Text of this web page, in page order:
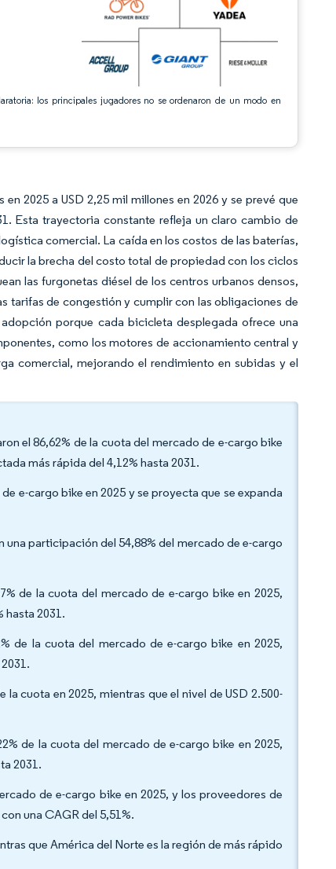
los principales jugadores no se ordenaron de un modo en
2025 a USD 2,25 mil millones en 2026 y se prevé que
Esta trayectoria constante refleja un claro cambio de
comercial. La caída en los costos de las baterías,
la brecha del costo total de propiedad con los ciclos
las furgonetas diésel de los centros urbanos densos,
tarifas de congestión y cumplir con las obligaciones de
porque cada bicicleta desplegada ofrece una
como los motores de accionamiento central y
comercial, mejorando el rendimiento en subidas y el
el 86,62% de la cuota del mercado de e-cargo bike
más rápida del 4,12% hasta 2031.
e-cargo bike en 2025 y se proyecta que se expanda
participación del 54,88% del mercado de e-cargo
de la cuota del mercado de e-cargo bike en 2025,
hasta 2031.
de la cuota del mercado de e-cargo bike en 2025,
cuota en 2025, mientras que el nivel de USD 2.500-
de la cuota del mercado de e-cargo bike en 2025,
2031.
de e-cargo bike en 2025, y los proveedores de
una CAGR del 5,51%.
que América del Norte es la región de más rápido